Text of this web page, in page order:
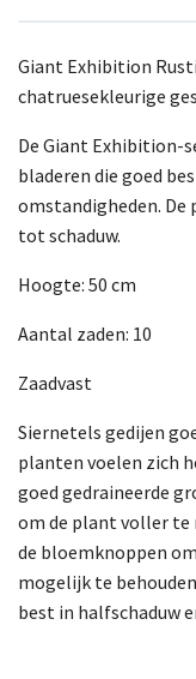
Giant Exhibition
chatruesekleurige
De Giant Exhibition-
bladeren die goed
omstandigheden.
tot schaduw.
Hoogte: 50 cm
Aantal zaden: 10
Zaadvast
Siernetels gedijen
planten voelen zich
goed gedraineerde
om de plant voller te
de bloemknoppen
mogelijk te
best in halfschaduw